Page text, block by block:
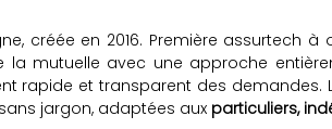
créée en 2016. Première assurtech
la mutuelle avec une approche
rapide et transparent des
jargon, adaptées aux particuliers,